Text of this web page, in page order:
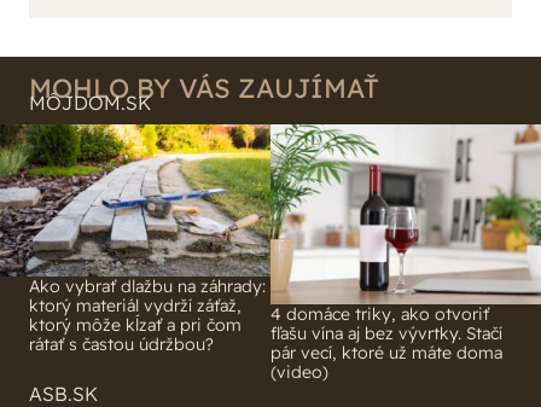
MOHLO BY VÁS ZAUJÍMAŤ
MÔJDOM.SK
Ako vybrať dlažbu na záhrady:
ktorý materiál vydrží záťaž,
ktorý môže kĺzať a pri čom
rátať s častou údržbou?
4 domáce triky, ako otvoriť
fľašu vína aj bez vývrtky. Stačí
pár vecí, ktoré už máte doma
(video)
ASB.SK